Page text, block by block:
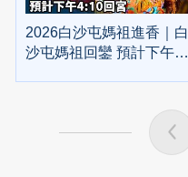
2026白沙屯媽祖進香｜白
沙屯媽祖回鑾 預計下午